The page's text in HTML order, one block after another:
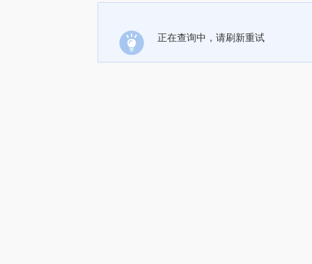
正在查询中，请刷新重试